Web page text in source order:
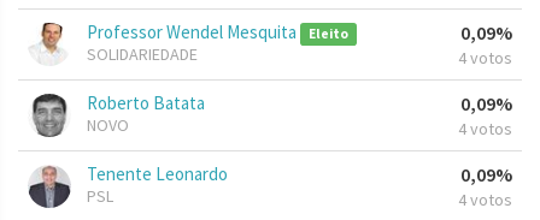
Professor Wendel Mesquita Eleito
SOLIDARIEDADE
0,09%
4 votos
Roberto Batata
NOVO
0,09%
4 votos
Tenente Leonardo
PSL
0,09%
4 votos